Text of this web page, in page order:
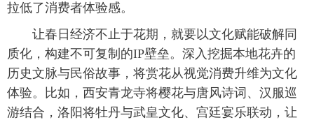
拉低了消费者体验感。
让春日经济不止于花期，就要以文化赋能破解同
质化，构建不可复制的IP壁垒。深入挖掘本地花卉的
历史文脉与民俗故事，将赏花从视觉消费升维为文化
体验。比如，西安青龙寺将樱花与唐风诗词、汉服巡
游结合，洛阳将牡丹与武皇文化、宫廷宴乐联动，让